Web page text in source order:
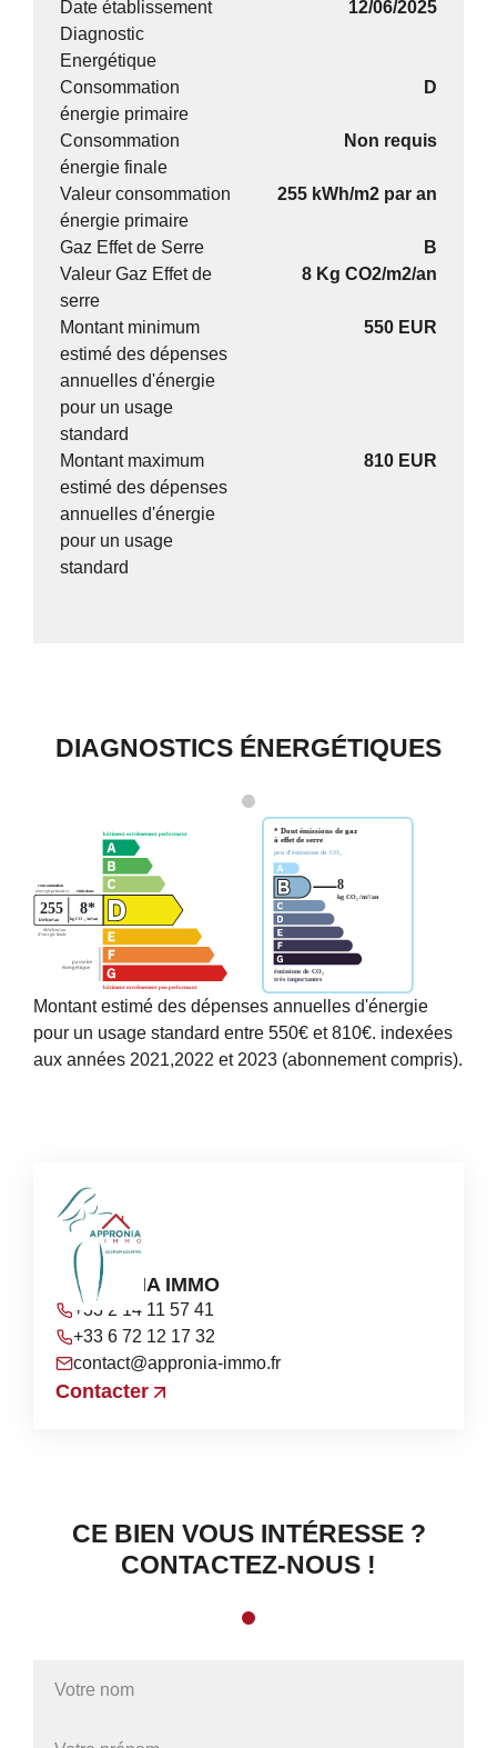
Date établissement
Diagnostic
Energétique
12/06/2025
Consommation
énergie primaire
D
Consommation
énergie finale
Non requis
Valeur consommation
énergie primaire
255 kWh/m2 par an
Gaz Effet de Serre
B
Valeur Gaz Effet de
serre
8 Kg CO2/m2/an
Montant minimum
estimé des dépenses
annuelles d'énergie
pour un usage
standard
550 EUR
Montant maximum
estimé des dépenses
annuelles d'énergie
pour un usage
standard
810 EUR
DIAGNOSTICS ÉNERGÉTIQUES
Montant estimé des dépenses annuelles d'énergie
pour un usage standard entre 550€ et 810€. indexées
aux années 2021,2022 et 2023 (abonnement compris).
APPRONIA IMMO
+33 2 14 11 57 41
+33 6 72 12 17 32
contact@appronia-immo.fr
Contacter
CE BIEN VOUS INTÉRESSE ?
CONTACTEZ-NOUS !